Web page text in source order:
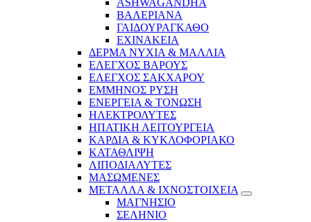
ΒΑΛΕΡΙΑΝΑ
ΓΑΙΔΟΥΡΑΓΚΑΘΟ
ΕΧΙΝΑΚΕΙΑ
ΔΕΡΜΑ ΝΥΧΙΑ & ΜΑΛΛΙΑ
ΕΛΕΓΧΟΣ ΒΑΡΟΥΣ
ΕΛΕΓΧΟΣ ΣΑΚΧΑΡΟΥ
ΕΜΜΗΝΟΣ ΡΥΣΗ
ΕΝΕΡΓΕΙΑ & ΤΟΝΩΣΗ
ΗΛΕΚΤΡΟΛΥΤΕΣ
ΗΠΑΤΙΚΗ ΛΕΙΤΟΥΡΓΕΙΑ
ΚΑΡΔΙΑ & ΚΥΚΛΟΦΟΡΙΑΚΟ
ΚΑΤΑΘΛΙΨΗ
ΛΙΠΟΔΙΑΛΥΤΕΣ
ΜΑΣΩΜΕΝΕΣ
ΜΕΤΑΛΛΑ & ΙΧΝΟΣΤΟΙΧΕΙΑ
ΜΑΓΝΗΣΙΟ
ΣΕΛΗΝΙΟ